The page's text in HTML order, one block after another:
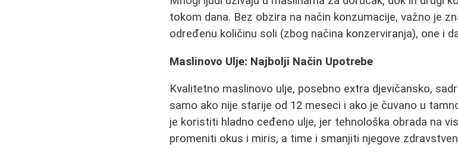
tokom dana. Bez obzira na način konzumacije, važno je
određenu količinu soli (zbog načina konzerviranja), one i
Maslinovo Ulje: Najbolji Način Upotrebe
Kvalitetno maslinovo ulje, posebno extra djevičansko,
samo ako nije starije od 12 meseci i ako je čuvano u
je koristiti hladno ceđeno ulje, jer tehnološka obrada na
promeniti okus i miris, a time i smanjiti njegove